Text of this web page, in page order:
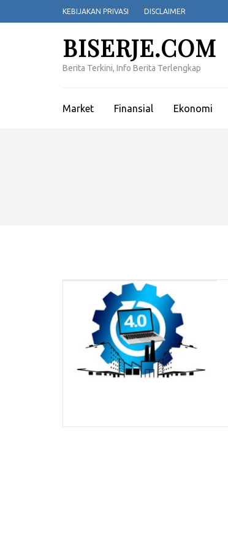
ke
KEBIJAKAN PRIVASI DISCLAIMER
BISERJE.COM
Berita Terkini, Info Berita Terlengkap
Market Finansial Ekonomi